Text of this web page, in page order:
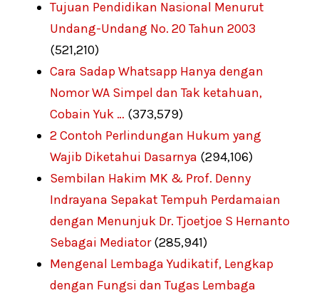
Tujuan Pendidikan Nasional Menurut
Undang-Undang No. 20 Tahun 2003
(521,210)
Cara Sadap Whatsapp Hanya dengan
Nomor WA Simpel dan Tak ketahuan,
Cobain Yuk … (373,579)
2 Contoh Perlindungan Hukum yang
Wajib Diketahui Dasarnya (294,106)
Sembilan Hakim MK & Prof. Denny
Indrayana Sepakat Tempuh Perdamaian
dengan Menunjuk Dr. Tjoetjoe S Hernanto
Sebagai Mediator (285,941)
Mengenal Lembaga Yudikatif, Lengkap
dengan Fungsi dan Tugas Lembaga